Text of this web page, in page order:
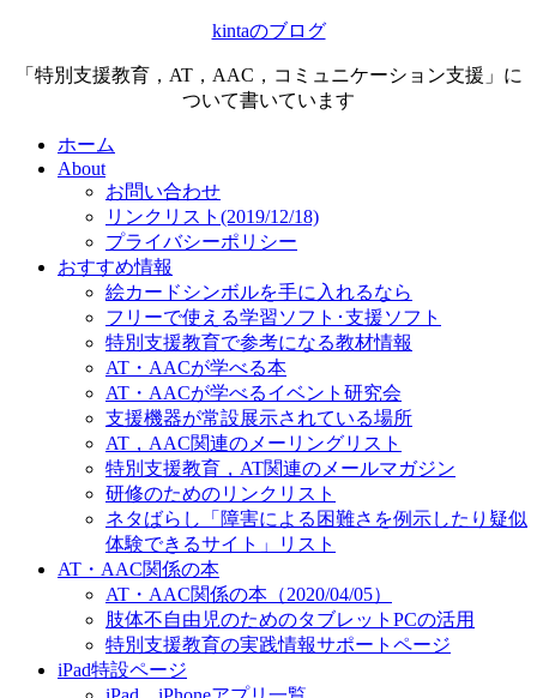
kintaのブログ
「特別支援教育，AT，AAC，コミュニケーション支援」に
ついて書いています
ホーム
About
お問い合わせ
リンクリスト(2019/12/18)
プライバシーポリシー
おすすめ情報
絵カードシンボルを手に入れるなら
フリーで使える学習ソフト･支援ソフト
特別支援教育で参考になる教材情報
AT・AACが学べる本
AT・AACが学べるイベント研究会
支援機器が常設展示されている場所
AT，AAC関連のメーリングリスト
特別支援教育，AT関連のメールマガジン
研修のためのリンクリスト
ネタばらし「障害による困難さを例示したり疑似
体験できるサイト」リスト
AT・AAC関係の本
AT・AAC関係の本（2020/04/05）
肢体不自由児のためのタブレットPCの活用
特別支援教育の実践情報サポートページ
iPad特設ページ